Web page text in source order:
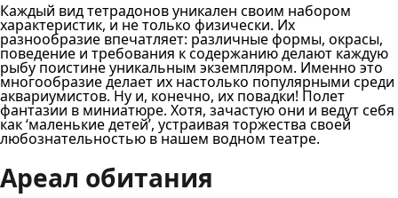
Каждый вид тетрадонов уникален своим набором
характеристик, и не только физически. Их
разнообразие впечатляет: различные формы, окрасы,
поведение и требования к содержанию делают каждую
рыбу поистине уникальным экземпляром. Именно это
многообразие делает их настолько популярными среди
аквариумистов. Ну и, конечно, их повадки! Полет
фантазии в миниатюре. Хотя, зачастую они и ведут себя
как ‘маленькие детей’, устраивая торжества своей
любознательностью в нашем водном театре.
Ареал обитания